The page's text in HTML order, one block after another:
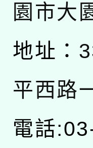
園市大
地址：
平西路
電話